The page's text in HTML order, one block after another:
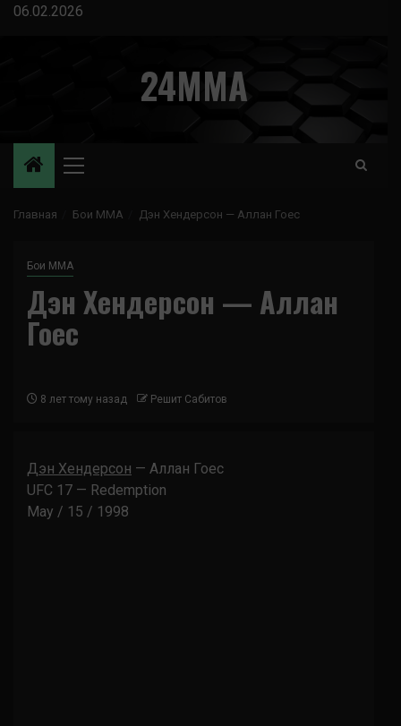
Перейти
06.02.2026
24MMA
Основное
Главная Бои ММА Дэн Хендерсон — Аллан Гоес
Бои ММА
Дэн Хендерсон — Аллан
Гоес
8 лет тому назад Решит Сабитов
Дэн Хендерсон — Аллан Гоес
UFC 17 — Redemption
May / 15 / 1998